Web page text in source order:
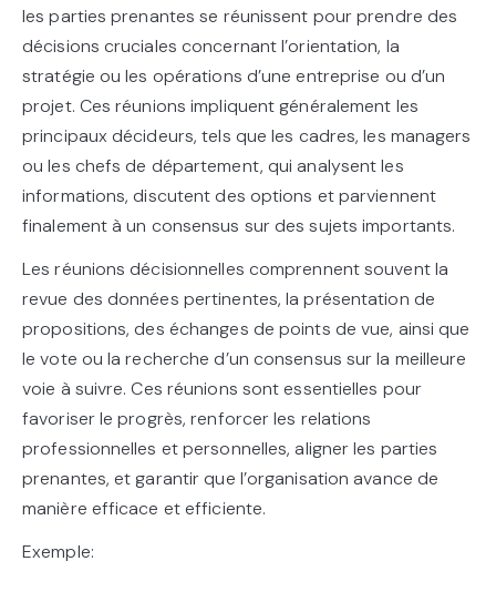
les parties prenantes se réunissent pour prendre des
décisions cruciales concernant l’orientation, la
stratégie ou les opérations d’une entreprise ou d’un
projet. Ces réunions impliquent généralement les
principaux décideurs, tels que les cadres, les managers
ou les chefs de département, qui analysent les
informations, discutent des options et parviennent
finalement à un consensus sur des sujets importants.
Les réunions décisionnelles comprennent souvent la
revue des données pertinentes, la présentation de
propositions, des échanges de points de vue, ainsi que
le vote ou la recherche d’un consensus sur la meilleure
voie à suivre. Ces réunions sont essentielles pour
favoriser le progrès, renforcer les relations
professionnelles et personnelles, aligner les parties
prenantes, et garantir que l’organisation avance de
manière efficace et efficiente.
Exemple: